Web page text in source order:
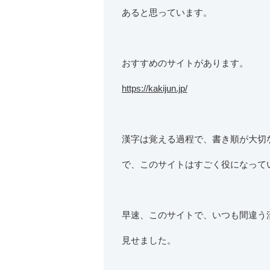
あると思っています。
おすすめのサイトがあります。
https://kakijun.jp/
漢字は覚える過程で、書き順が大切
で、このサイトはすごく役になって
早速、このサイトで、いつも間違う
見せました。